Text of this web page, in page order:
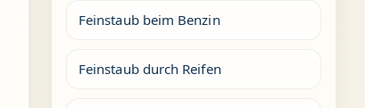
Feinstaub beim Benzin
Feinstaub durch Reifen